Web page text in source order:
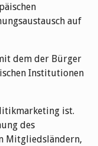
auf
dem der Bürger
Institutionen
ist.
des
Mitgliedsländern,